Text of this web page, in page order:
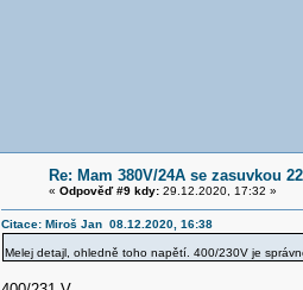
Re: Mam 380V/24A se zasuvkou
« Odpověď #9 kdy:29.12.2020, 17:32 »
Citace: Miroš Jan 08.12.2020, 16:38
Melej detajl, ohledně toho napětí. 400/230V je